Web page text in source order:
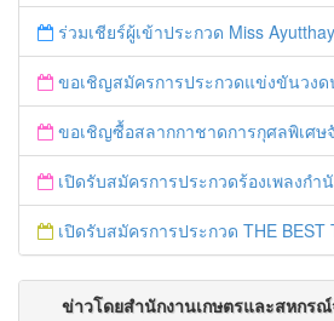
ร่วมเชียร์ผู้เข้าประกวด Miss Ayutthaya ในวันที่ 15
ขอเชิญสมัครการประกวดแข่งขันวงดนตรี Ayutthaya
ขอเชิญซื้อสลากกาชาดการกุศลพิเศษจังหวัดพระนครศ
เปิดรับสมัครการประกวดร้องเพลงกำนัน ผู้ใ
เปิดรับสมัครการประกวด THE BEST TO BE
ข่าวโดยสำนักงานเกษตรและสหกร